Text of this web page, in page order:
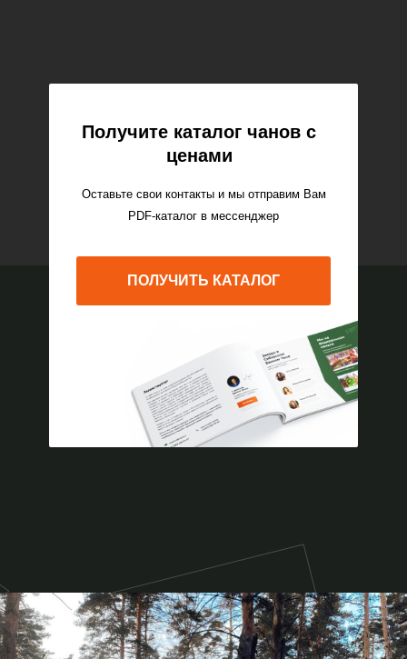
Получите каталог чанов с
ценами
Оставьте свои контакты и мы отправим Вам
PDF-каталог в мессенджер
ПОЛУЧИТЬ КАТАЛОГ